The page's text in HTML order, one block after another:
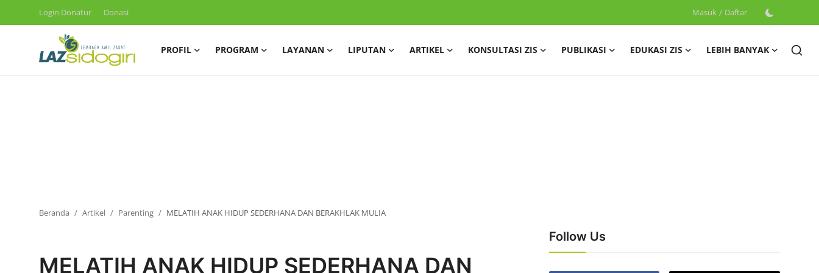
Login Donatur Donasi Masuk / Daftar
PROFIL PROGRAM LAYANAN LIPUTAN ARTIKEL KONSULTASI ZIS PUBLIKASI EDUKASI ZIS
LEBIH BANYAK
Publikasi
Beranda Artikel Parenting MELATIH ANAK HIDUP SEDERHANA DAN BERAKHLAK MULIA
MELATIH ANAK HIDUP SEDERHANA DAN
Follow Us